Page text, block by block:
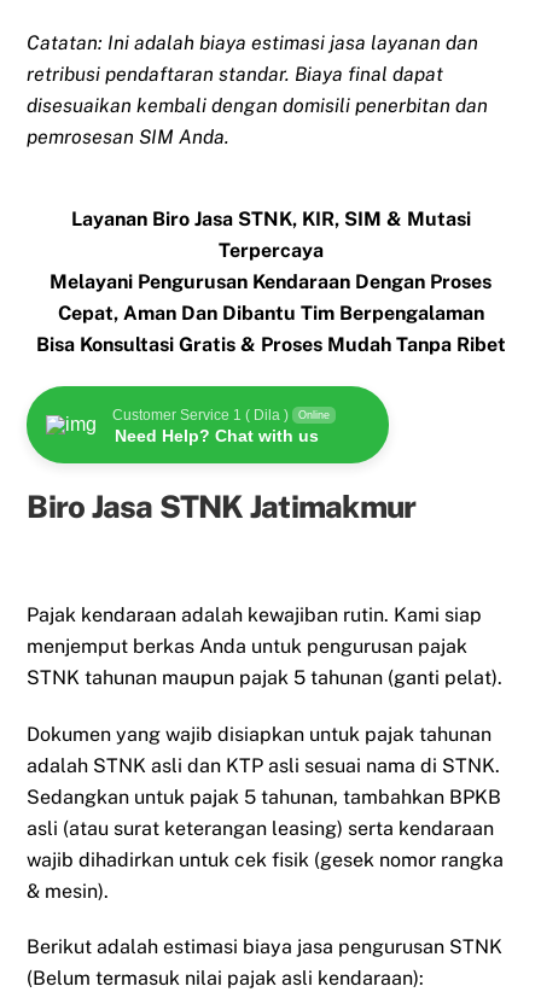
Catatan: Ini adalah biaya estimasi jasa layanan dan
retribusi pendaftaran standar. Biaya final dapat
disesuaikan kembali dengan domisili penerbitan dan
pemrosesan SIM Anda.
Layanan Biro Jasa STNK, KIR, SIM & Mutasi
Terpercaya
Melayani Pengurusan Kendaraan Dengan Proses
Cepat, Aman Dan Dibantu Tim Berpengalaman
Bisa Konsultasi Gratis & Proses Mudah Tanpa Ribet
Customer Service 1 ( Dila ) Online
Need Help? Chat with us
Biro Jasa STNK Jatimakmur
Pajak kendaraan adalah kewajiban rutin. Kami siap
menjemput berkas Anda untuk pengurusan pajak
STNK tahunan maupun pajak 5 tahunan (ganti pelat).
Dokumen yang wajib disiapkan untuk pajak tahunan
adalah STNK asli dan KTP asli sesuai nama di STNK.
Sedangkan untuk pajak 5 tahunan, tambahkan BPKB
asli (atau surat keterangan leasing) serta kendaraan
wajib dihadirkan untuk cek fisik (gesek nomor rangka
& mesin).
Berikut adalah estimasi biaya jasa pengurusan STNK
(Belum termasuk nilai pajak asli kendaraan):